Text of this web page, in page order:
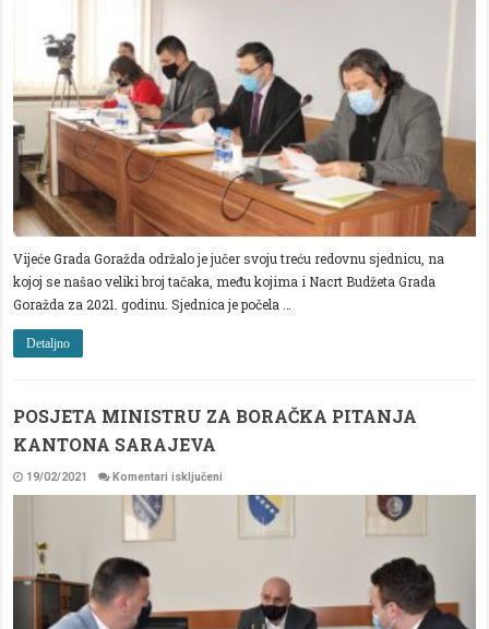
GRADSKOG
VIJEĆA
GORAŽDE-
USVOJEN
NACRT
BUDŽETA
GRADA
GORAŽDA
ZA
2021.
GODINU
Vijeće Grada Goražda održalo je jučer svoju treću redovnu sjednicu, na
kojoj se našao veliki broj tačaka, među kojima i Nacrt Budžeta Grada
Goražda za 2021. godinu. Sjednica je počela …
Detaljno
POSJETA MINISTRU ZA BORAČKA PITANJA
KANTONA SARAJEVA
19/02/2021 Komentari isključeni
MINISTRU
BORAČKA
SARAJEVA